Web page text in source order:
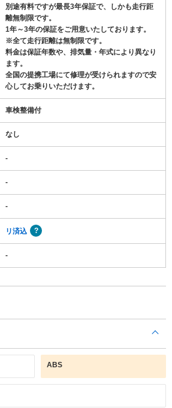
別途有料ですが最長3年保証で、しかも走行距
離無制限です。
1年～3年の保証をご用意いたしております。
※全て走行距離は無制限です。
料金は保証年数や、排気量・年式により異なり
ます。
全国の提携工場にて修理が受けられますので安
心してお乗りいただけます。
車検整備付
なし
-
-
-
リ済込
-
ABS